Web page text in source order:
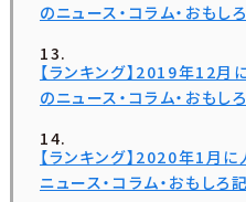
のニュース・コラム・おもし
【ランキング】2019年12月
のニュース・コラム・おもし
【ランキング】2020年1月
ニュース・コラム・おもしろ